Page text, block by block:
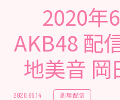
2020年6
AKB48 配
地美音 岡
2020.06.14 劇場配信